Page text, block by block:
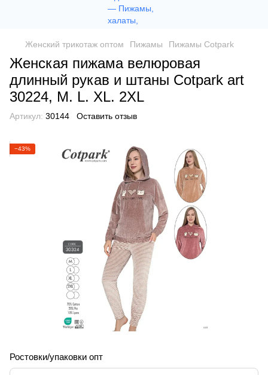
Женский трикотаж оптом Пижамы Пижамы Cotpark
Женская пижама велюровая
длинный рукав и штаны Cotpark art
30224, M. L. XL. 2XL
Артикул: 30144 Оставить отзыв
−43%
Ростовки/упаковки опт